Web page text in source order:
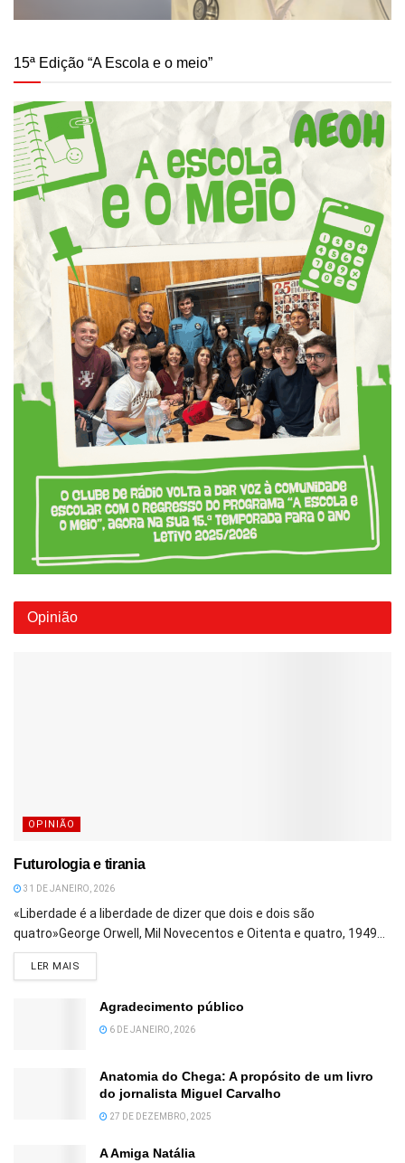
15ª Edição “A Escola e o meio”
Opinião
OPINIÃO
Futurologia e tirania
31 DE JANEIRO, 2026
«Liberdade é a liberdade de dizer que dois e dois são
quatro»George Orwell, Mil Novecentos e Oitenta e quatro, 1949...
LER MAIS
Agradecimento público
6 DE JANEIRO, 2026
Anatomia do Chega: A propósito de um livro
do jornalista Miguel Carvalho
27 DE DEZEMBRO, 2025
A Amiga Natália